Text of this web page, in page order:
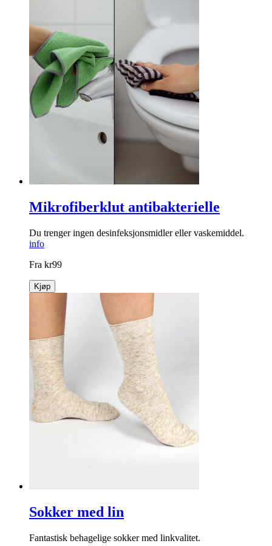
Mikrofiberklut antibakterielle
Du trenger ingen desinfeksjonsmidler eller vaskemiddel.
info
Fra kr99
Kjøp
Sokker med lin
Fantastisk behagelige sokker med linkvalitet.